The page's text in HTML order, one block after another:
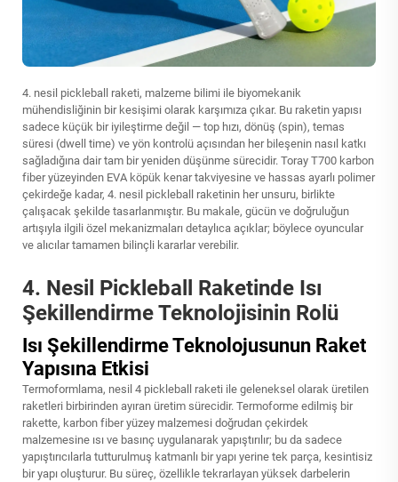
4. nesil pickleball raketi, malzeme bilimi ile biyomekanik
mühendisliğinin bir kesişimi olarak karşımıza çıkar. Bu raketin yapısı
sadece küçük bir iyileştirme değil — top hızı, dönüş (spin), temas
süresi (dwell time) ve yön kontrolü açısından her bileşenin nasıl katkı
sağladığına dair tam bir yeniden düşünme sürecidir. Toray T700 karbon
fiber yüzeyinden EVA köpük kenar takviyesine ve hassas ayarlı polimer
çekirdeğe kadar, 4. nesil pickleball raketinin her unsuru, birlikte
çalışacak şekilde tasarlanmıştır. Bu makale, gücün ve doğruluğun
artışıyla ilgili özel mekanizmaları detaylıca açıklar; böylece oyuncular
ve alıcılar tamamen bilinçli kararlar verebilir.
4. Nesil Pickleball Raketinde Isı
Şekillendirme Teknolojisinin Rolü
Isı Şekillendirme Teknolojusunun Raket
Yapısına Etkisi
Termoformlama, nesil 4 pickleball raketi ile geleneksel olarak üretilen
raketleri birbirinden ayıran üretim sürecidir. Termoforme edilmiş bir
rakette, karbon fiber yüzey malzemesi doğrudan çekirdek
malzemesine ısı ve basınç uygulanarak yapıştırılır; bu da sadece
yapıştırıcılarla tutturulmuş katmanlı bir yapı yerine tek parça, kesintisiz
bir yapı oluşturur. Bu süreç, özellikle tekrarlayan yüksek darbelerin